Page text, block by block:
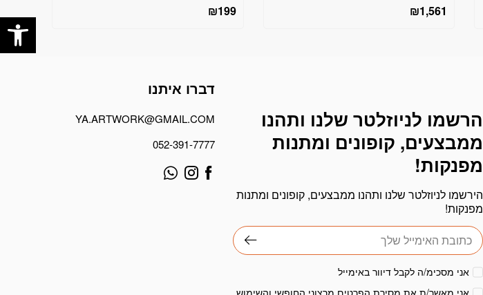
₪1,561
₪199
דברו איתנו
YA.ARTWORK@GMAIL.COM
052-391-7777
הרשמו לניוזלטר שלנו ותהנו
ממבצעים, קופונים ומתנות
מפנקות!
הירשמו לניוזלטר שלנו ותהנו ממבצעים, קופונים ומתנות
מפנקות!
דוא׳׳ל
אני מסכימ/ה לקבל דיוור באימייל
אני מאשר/ת את מסירת הפרטים מרצוני החופשי והשימוש